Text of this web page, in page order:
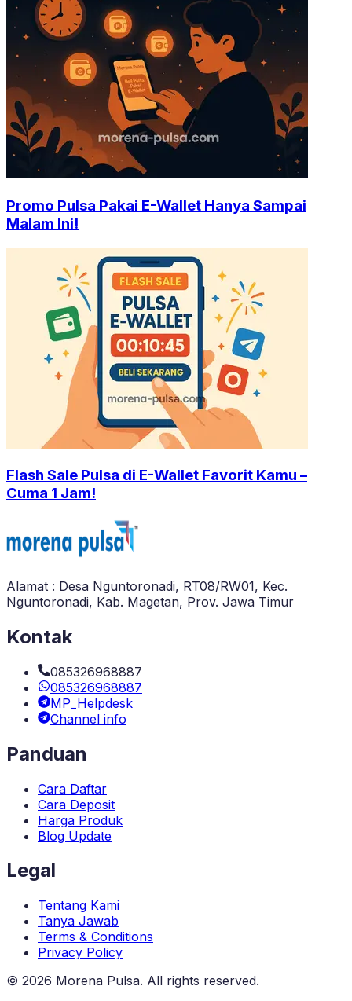
Promo Pulsa Pakai E-Wallet Hanya Sampai
Malam Ini!
Flash Sale Pulsa di E-Wallet Favorit Kamu –
Cuma 1 Jam!
Alamat : Desa Nguntoronadi, RT08/RW01, Kec.
Nguntoronadi, Kab. Magetan, Prov. Jawa Timur
Kontak
085326968887
085326968887
MP_Helpdesk
Channel info
Panduan
Cara Daftar
Cara Deposit
Harga Produk
Blog Update
Legal
Tentang Kami
Tanya Jawab
Terms & Conditions
Privacy Policy
© 2026 Morena Pulsa. All rights reserved.